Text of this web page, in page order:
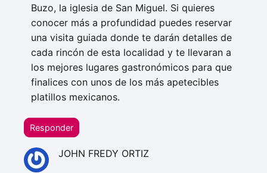
Buzo, la iglesia de San Miguel. Si quieres
conocer más a profundidad puedes reservar
una visita guiada donde te darán detalles de
cada rincón de esta localidad y te llevaran a
los mejores lugares gastronómicos para que
finalices con unos de los más apetecibles
platillos mexicanos.
Responder
JOHN FREDY ORTIZ